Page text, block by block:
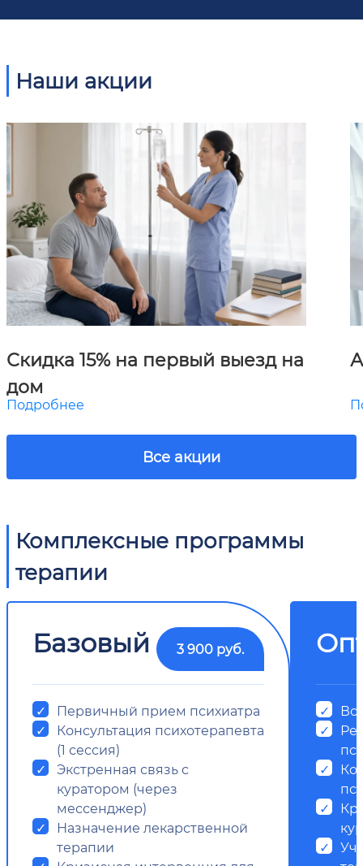
Наши акции
Скидка 15% на первый выезд на
дом
Подробнее
Все акции
Комплексные программы
терапии
Базовый 3 900 руб.
Первичный прием психиатра
Консультация психотерапевта
(1 сессия)
Экстренная связь с
куратором (через
мессенджер)
Назначение лекарственной
терапии